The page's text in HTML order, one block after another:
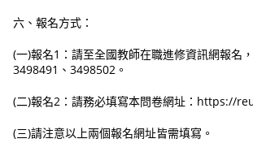
六、報名方式：
(一)報名1：請至全國教師在職進修資訊網報名
3498491、3498502。
(二)報名2：請務必填寫本問卷網址：https://
(三)請注意以上兩個報名網址皆需填寫。